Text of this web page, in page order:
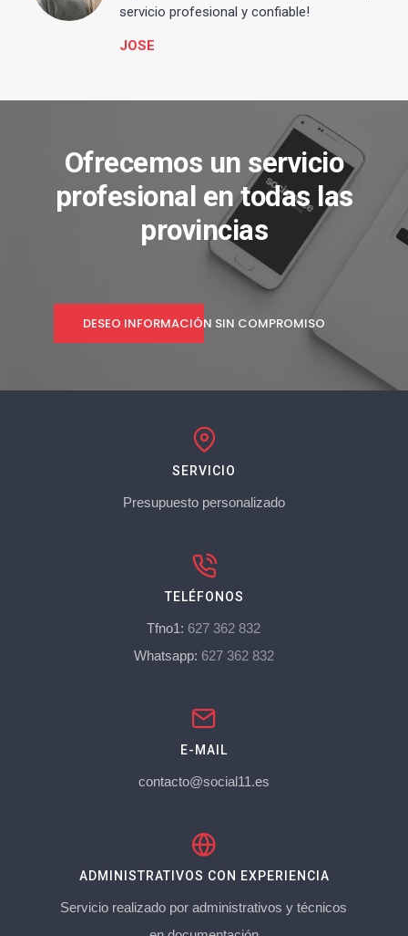
servicio profesional y confiable!
JOSE
Ofrecemos un servicio
profesional en todas las
provincias
DESEO INFORMACIÓN SIN COMPROMISO
SERVICIO
Presupuesto personalizado
TELÉFONOS
Tfno1: 627 362 832
Whatsapp: 627 362 832
E-MAIL
contacto@social11.es
ADMINISTRATIVOS CON EXPERIENCIA
Servicio realizado por administrativos y técnicos